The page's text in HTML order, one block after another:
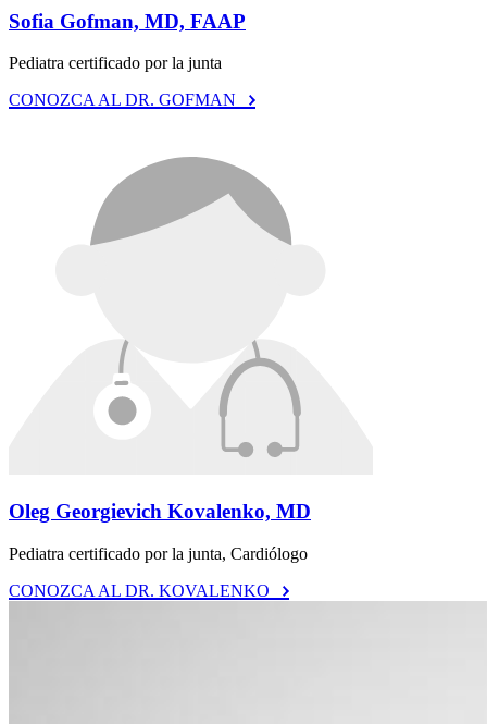
Sofia Gofman, MD, FAAP
Pediatra certificado por la junta
CONOZCA AL DR. GOFMAN
Oleg Georgievich Kovalenko, MD
Pediatra certificado por la junta, Cardiólogo
CONOZCA AL DR. KOVALENKO